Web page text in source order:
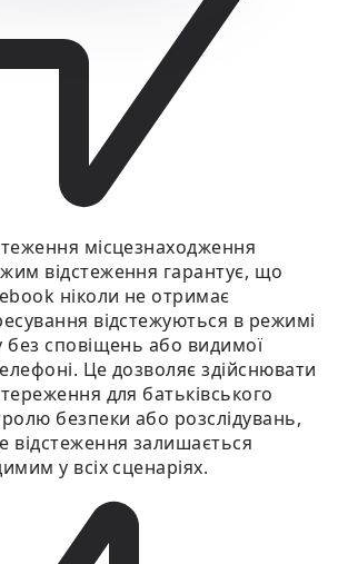
місцезнаходження
відстеження гарантує, що
ніколи не отримає
відстежуються в режимі
без сповіщень або видимої
Це дозволяє здійснювати
для батьківського
безпеки або розслідувань,
залишається
у всіх сценаріях.